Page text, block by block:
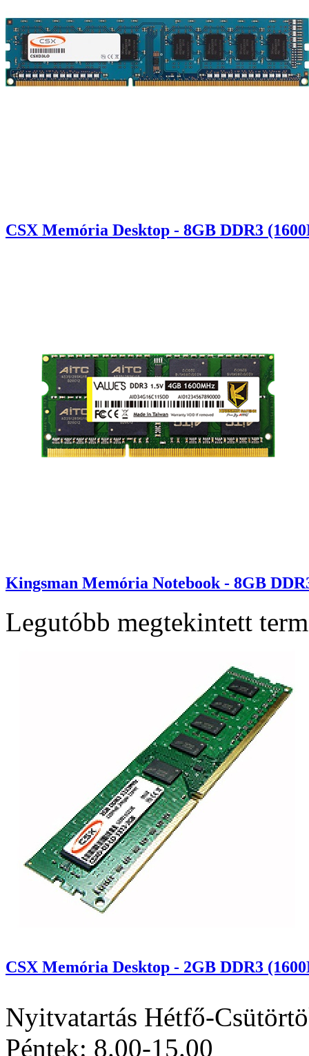
CSX Memória Desktop - 8GB DDR3
Kingsman Memória Notebook - 8GB
Legutóbb megtekintett
CSX Memória Desktop - 2GB DDR3
Nyitvatartás Hétfő-
Péntek: 8.00-15.00